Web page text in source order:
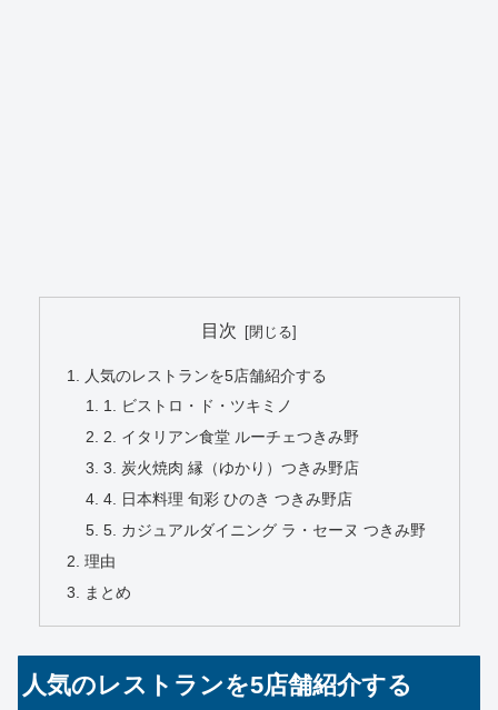
目次
人気のレストランを5店舗紹介する
1. ビストロ・ド・ツキミノ
2. イタリアン食堂 ルーチェつきみ野
3. 炭火焼肉 縁（ゆかり）つきみ野店
4. 日本料理 旬彩 ひのき つきみ野店
5. カジュアルダイニング ラ・セーヌ つきみ野
理由
まとめ
人気のレストランを5店舗紹介する